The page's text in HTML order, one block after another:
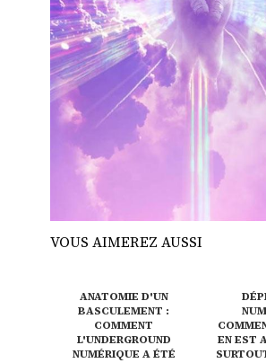
VOUS AIMEREZ AUSSI
ANATOMIE D'UN
BASCULEMENT :
COMMENT
L'UNDERGROUND
NUMÉRIQUE A ÉTÉ
EN EST